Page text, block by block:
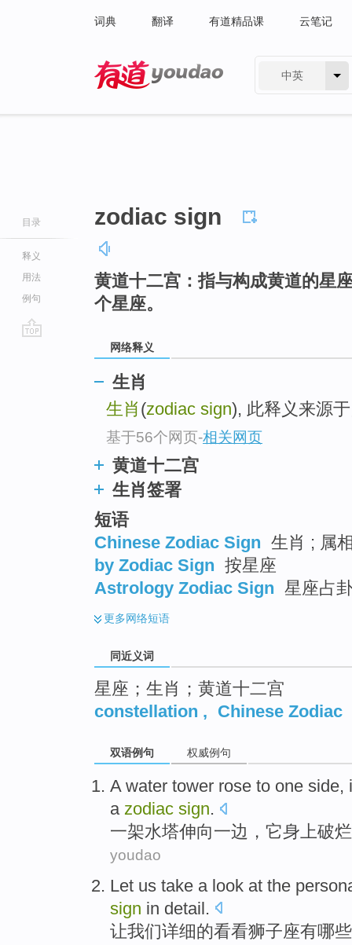
词典 翻译 有道精品课 云笔记
中英
目录
释义
用法
例句
zodiac sign
黄道十二宫：指与构成黄道的星
个星座。
网络释义
生肖
生肖 (zodiac sign), 此释义来源
基于56个网页-相关网页
黄道十二宫
生肖签署
短语
Chinese Zodiac Sign 生肖 ; 属
by Zodiac Sign 按星座
Astrology Zodiac Sign 星座占
更多网络短语
同近义词
星座；生肖；黄道十二宫
constellation , Chinese Zodiac
双语例句 权威例句
A water tower rose to one side,
a zodiac sign.
一架水塔伸向一边 ， 它身上破烂
youdao
Let us take a look at the
sign in detail.
让我们详细的看看狮子座有哪些